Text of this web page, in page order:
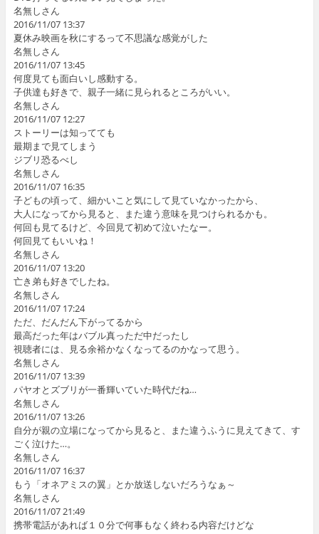
名無しさん
2016/11/07 13:37
夏休み映画を秋にするって不思議な感覚がした
名無しさん
2016/11/07 13:45
何度見ても面白いし感動する。
子供達も好きで、親子一緒に見られるところがいい。
名無しさん
2016/11/07 12:27
ストーリーは知ってても
最期まで見てしまう
ジブリ恐るべし
名無しさん
2016/11/07 16:35
子どもの頃って、細かいこと気にして見ていなかったから、
大人になってから見ると、また違う意味を見つけられるかも。
何回も見てるけど、今回見て初めて泣いたなー。
何回見てもいいね！
名無しさん
2016/11/07 13:20
亡き弟も好きでしたね。
名無しさん
2016/11/07 17:24
ただ、だんだん下がってるから
最高だった年はバブル真っただ中だったし
視聴者には、見る余裕かなくなってるのかなって思う。
名無しさん
2016/11/07 13:39
パヤオとズブリが一番輝いていた時代だね…
名無しさん
2016/11/07 13:26
自分が親の立場になってから見ると、また違うふうに見えてきて、す
ごく泣けた…。
名無しさん
2016/11/07 16:37
もう「オネアミスの翼」とか放送しないだろうなぁ～
名無しさん
2016/11/07 21:49
携帯電話があれば１０分で何事もなく終わる内容だけどな